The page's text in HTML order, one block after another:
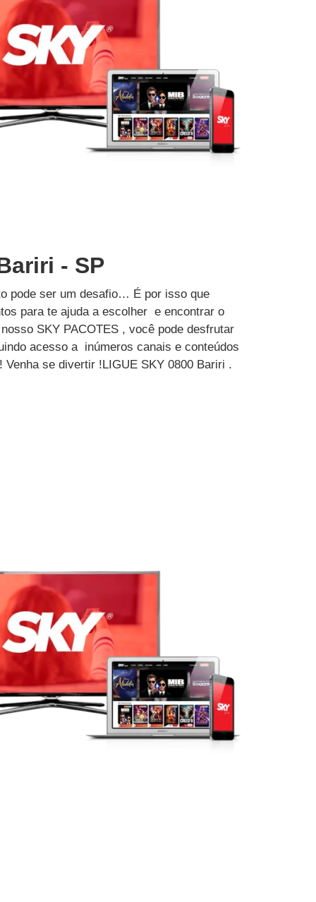
- SP
pode ser um desafio… É por isso que
para te ajuda a escolher e encontrar o
SKY PACOTES , você pode desfrutar
acesso a inúmeros canais e conteúdos
se divertir !LIGUE SKY 0800 Bariri .